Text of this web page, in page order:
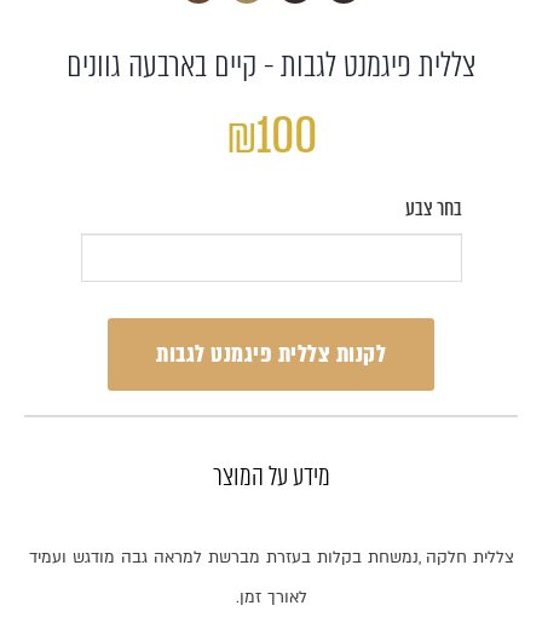
צללית פיגמנט לגבות - קיים בארבעה גוונים
₪100
בחר צבע
לקנות צללית פיגמנט לגבות
מידע על המוצר
צללית חלקה ,נמשחת בקלות בעזרת מברשת למראה גבה מודגש ועמיד
לאורך זמן.